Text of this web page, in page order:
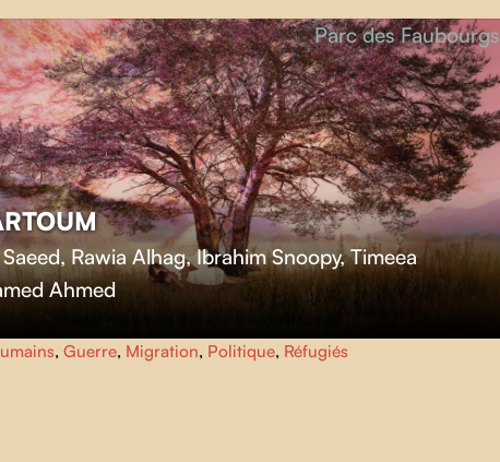
Rawia Alhag, Ibrahim Snoopy, Timeea
Ahmed
Parc des Faubourgs
, Guerre, Migration, Politique, Réfugiés